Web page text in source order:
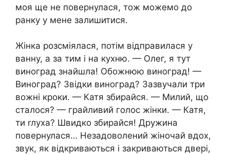
моя ще не повернулася, тож можемо до
ранку у мене залишитися.
Жінка розсміялася, потім відправилася у
ванну, а за тим і на кухню. — Олег, я тут
виноград знайшла! Обожнюю виноград! —
Виноград? Звідки виноград? Зазвучали три
вожні кроки. — Катя збирайся. — Милий, що
сталося? — грайливий голос жінки. — Катя,
ти rлуха? Швидко збирайся! Дружина
повернулася… Незадоволений жіночай вдох,
звук, як відкриваються і закриваються двері,